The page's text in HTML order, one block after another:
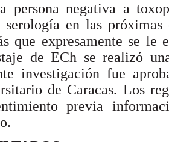
persona negativa a
serología en las
que expresamente se
de ECh se realizó
investigación fue
de Caracas. Los
previa